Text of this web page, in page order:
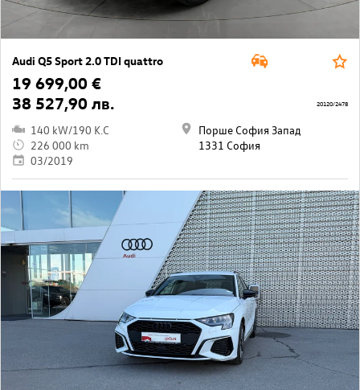
Audi Q5 Sport 2.0 TDI quattro
19 699,00 €
38 527,90 лв.
140 kW/190 K.C
226 000 km
03/2019
Порше София Запад
1331 София
20120/2478